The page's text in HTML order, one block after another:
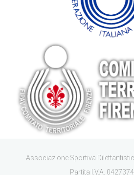
Associazione Sportiva
Partita I.V.A.